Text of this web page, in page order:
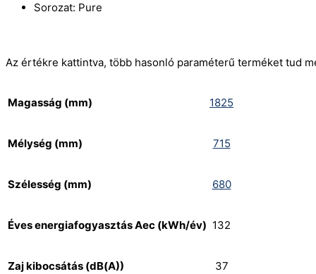
Sorozat: Pure
Az értékre kattintva, több hasonló paraméterű terméket tud
Magasság (mm) 1825
Mélység (mm) 715
Szélesség (mm) 680
Éves energiafogyasztás Aec (kWh/év) 132
Zaj kibocsátás (dB(A)) 37